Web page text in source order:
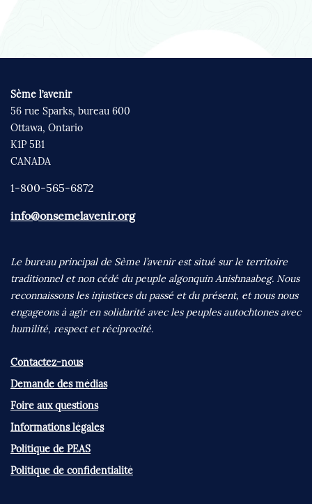
Sème l’avenir
56 rue Sparks, bureau 600
Ottawa, Ontario
K1P 5B1
CANADA
1-800-565-6872
info@onsemelavenir.org
Le bureau principal de Sème l’avenir est situé sur le territoire
traditionnel et non cédé du peuple algonquin Anishnaabeg. Nous
reconnaissons les injustices du passé et du présent, et nous nous
engageons à agir en solidarité avec les peuples autochtones avec
humilité, respect et réciprocité.
Contactez-nous
Demande des médias
Foire aux questions
Informations légales
Politique de PEAS
Politique de confidentialité